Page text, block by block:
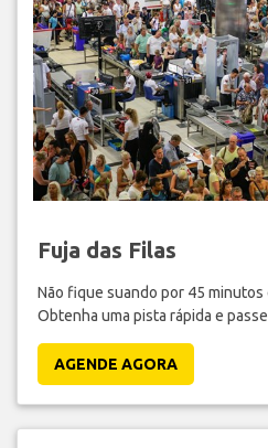
Fuja das Filas
Não fique suando por 45
Obtenha uma pista rápida e
AGENDE AGORA